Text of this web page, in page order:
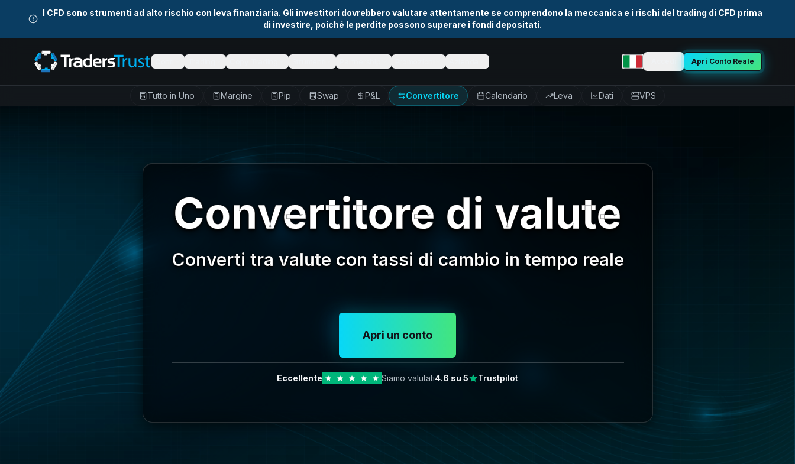
I CFD sono strumenti ad alto rischio con leva finanziaria. Gli investitori dovrebbero valutare attentamente se comprendono la meccanica e i rischi del trading di CFD prima
di investire, poiché le perdite possono superare i fondi depositati.
Skip to main content
Seleziona lingua
Apri Conto Reale
Tutto in Uno Margine Pip Swap P&L Convertitore Calendario Leva Dati VPS
Convertitore di valute
Converti tra valute con tassi di cambio in tempo reale
Apri un conto
Eccellente Siamo valutati4.6 su 5 Trustpilot